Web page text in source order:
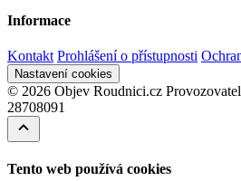
Informace
Kontakt Prohlášení o přístupnosti
Nastavení cookies
© 2026 Objev Roudnici.cz
28708091
Tento web používá cookies